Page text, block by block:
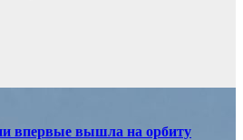
впервые вышла на орбиту